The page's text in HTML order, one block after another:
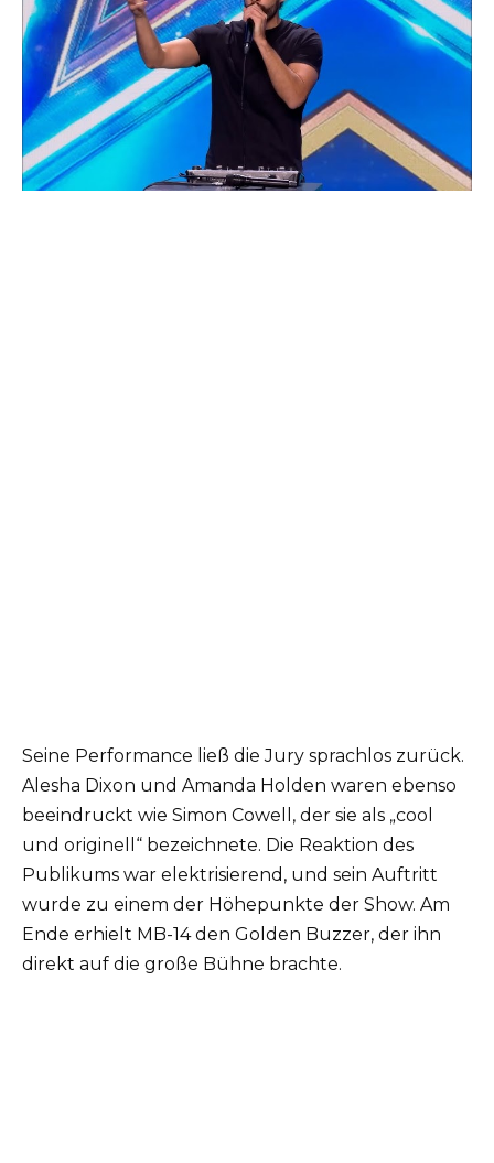
Seine Performance ließ die Jury sprachlos zurück.
Alesha Dixon und Amanda Holden waren ebenso
beeindruckt wie Simon Cowell, der sie als „cool
und originell“ bezeichnete. Die Reaktion des
Publikums war elektrisierend, und sein Auftritt
wurde zu einem der Höhepunkte der Show. Am
Ende erhielt MB-14 den Golden Buzzer, der ihn
direkt auf die große Bühne brachte.